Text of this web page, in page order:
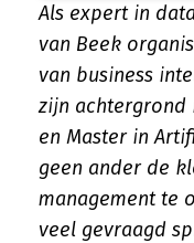
Als expert in
van Beek
van business
zijn achtergrond
en Master in
geen ander de
management te
veel gevraagd